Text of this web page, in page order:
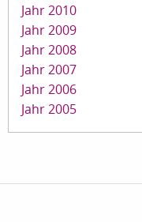
Jahr 2010
Jahr 2009
Jahr 2008
Jahr 2007
Jahr 2006
Jahr 2005